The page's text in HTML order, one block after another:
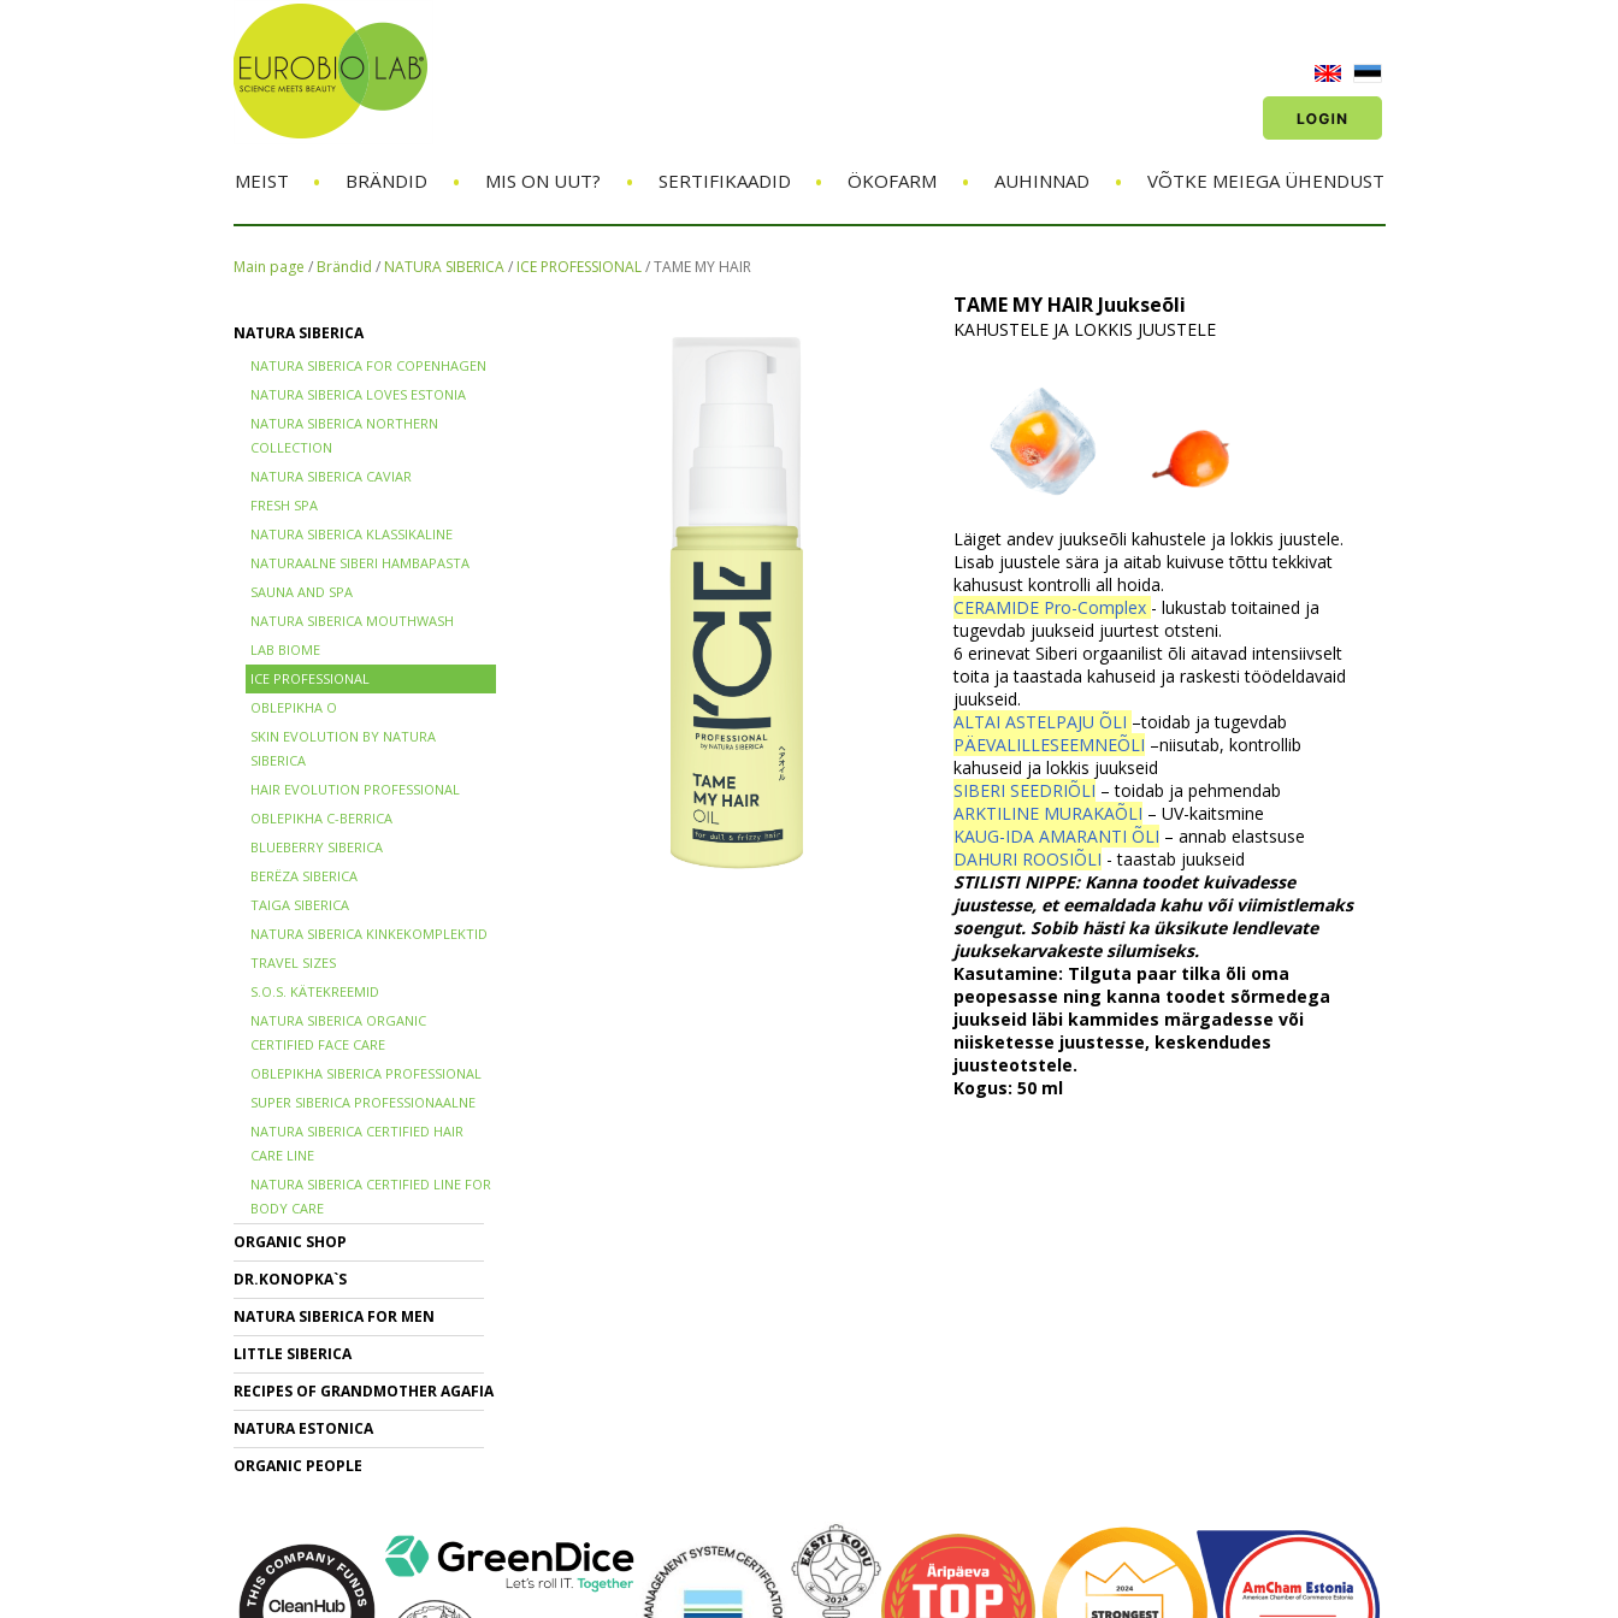
MEIST • BRÄNDID • MIS ON UUT? • SERTIFIKAADID • ÖKOFARM • AUHINNAD • VÕTKE MEIEGA ÜHENDUST
Main page / Brändid / NATURA SIBERICA/ ICE PROFESSIONAL/TAME MY HAIR
NATURA SIBERICA
NATURA SIBERICA FOR COPENHAGEN
NATURA SIBERICA LOVES ESTONIA
NATURA SIBERICA NORTHERN
COLLECTION
NATURA SIBERICA CAVIAR
FRESH SPA
NATURA SIBERICA KLASSIKALINE
NATURAALNE SIBERI HAMBAPASTA
SAUNA AND SPA
NATURA SIBERICA MOUTHWASH
LAB BIOME
ICE PROFESSIONAL
OBLEPIKHA O
SKIN EVOLUTION BY NATURA
SIBERICA
HAIR EVOLUTION PROFESSIONAL
OBLEPIKHA C-BERRICA
BLUEBERRY SIBERICA
BERЁZA SIBERICA
TAIGA SIBERICA
NATURA SIBERICA KINKEKOMPLEKTID
TRAVEL SIZES
S.O.S. KÄTEKREEMID
NATURA SIBERICA ORGANIC
CERTIFIED FACE CARE
OBLEPIKHA SIBERICA PROFESSIONAL
SUPER SIBERICA PROFESSIONAALNE
NATURA SIBERICA CERTIFIED HAIR
CARE LINE
NATURA SIBERICA CERTIFIED LINE FOR
BODY CARE
ORGANIC SHOP
DR.KONOPKA`S
NATURA SIBERICA FOR MEN
LITTLE SIBERICA
RECIPES OF GRANDMOTHER AGAFIA
NATURA ESTONICA
ORGANIC PEOPLE
TAME MY HAIR Juukseõli
KAHUSTELE JA LOKKIS JUUSTELE
Läiget andev juukseõli kahustele ja lokkis juustele.
Lisab juustele sära ja aitab kuivuse tõttu tekkivat
kahusust kontrolli all hoida.
CERAMIDE Pro-Complex - lukustab toitained ja
tugevdab juukseid juurtest otsteni.
6 erinevat Siberi orgaanilist õli aitavad intensiivselt
toita ja taastada kahuseid ja raskesti töödeldavaid
juukseid.
ALTAI ASTELPAJU ÕLI –toidab ja tugevdab
PÄEVALILLESEEMNEÕLI –niisutab, kontrollib
kahuseid ja lokkis juukseid
SIBERI SEEDRIÕLI –toidab ja pehmendab
ARKTILINE MURAKAÕLI – UV-kaitsmine
KAUG-IDA AMARANTI ÕLI – annab elastsuse
DAHURI ROOSIÕLI - taastab juukseid
STILISTI NIPPE:Kanna toodet kuivadesse
juustesse, et eemaldada kahu või viimistlemaks
soengut. Sobib hästi ka üksikute lendlevate
juuksekarvakeste silumiseks.
Kasutamine: Tilguta paar tilka õli oma
peopesasse ning kanna toodet sõrmedega
juukseid läbi kammides märgadesse või
niisketesse juustesse, keskendudes
juusteotstele.
Kogus: 50 ml